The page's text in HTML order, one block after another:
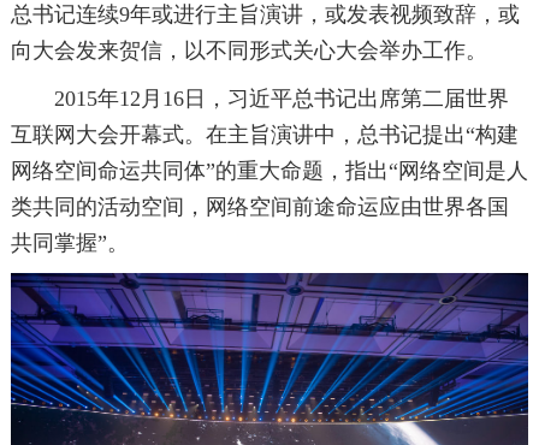
总书记连续9年或进行主旨演讲，或发表视频致辞，或
向大会发来贺信，以不同形式关心大会举办工作。
2015年12月16日，习近平总书记出席第二届世界
互联网大会开幕式。在主旨演讲中，总书记提出“构建
网络空间命运共同体”的重大命题，指出“网络空间是人
类共同的活动空间，网络空间前途命运应由世界各国
共同掌握”。